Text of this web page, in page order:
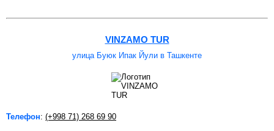
VINZAMO TUR
улица Буюк Ипак Йули в Ташкенте
Телефон: (+998 71) 268 69 90